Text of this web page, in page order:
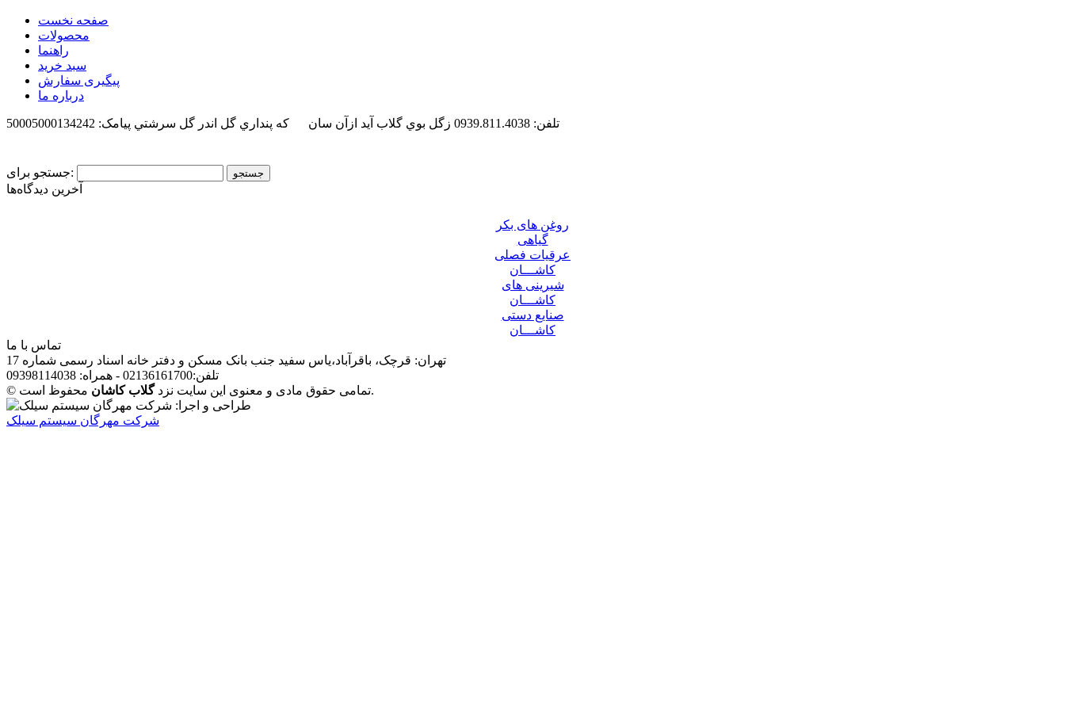
صفحه نخست
محصولات
راهنما
سبد خرید
پیگیری سفارش
درباره ما
تلفن: 0939.811.4038 زگل بوي گلاب آيد ازآن سان كه پنداري گل اندر گل سرشتي پیامک: 50005000134242
جستجو برای:
آخرین دیدگاه‌ها
روغن های بکر
گیاهی
عرقیات فصلی
کاشـــان
شیرینی های
کاشـــان
صنایع دستی
کاشـــان
تماس با ما
تهران: قرچک، باقرآباد،یاس سفید جنب بانک مسکن و دفتر خانه اسناد رسمی شماره 17
تلفن:02136161700 - همراه: 09398114038
© تمامی حقوق مادی و معنوی این سایت نزدگلاب کاشان محفوظ است.
شرکت مهرگان سیستم سیلک